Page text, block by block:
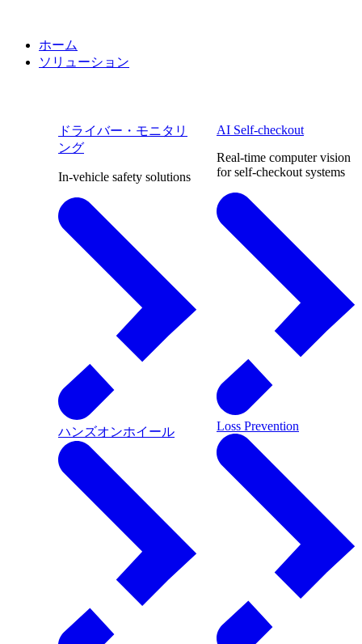
ホーム
ソリューション
ドライバー・モニタリ
ング
In-vehicle safety solutions
ハンズオンホイール
AI Self-checkout
Real-time computer vision
for self-checkout systems
Loss Prevention